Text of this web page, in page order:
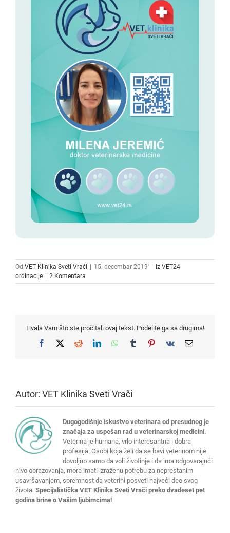
Od VET Klinika Sveti Vrači | 15. decembar 2019' | Iz VET24
ordinacije | 2 Komentara
Hvala Vam što ste pročitali ovaj tekst. Podelite ga sa drugima!
Facebook
X RedditLinkedInWhatsApp
TumblrPinterest
Vk Email
Autor: VET Klinika Sveti Vrači
Dugogodišnje iskustvo veterinara od presudnog je
značaja za uspešan rad u veterinarskoj medicini.
Veterina je humana, vrlo interesantna i dobra
profesija. Osobi koja želi da se bavi veterinom nije
dovoljno samo da voli životinje i da ima odgovarajući
nivo obrazovanja, mora imati izraženu potrebu za neprestanim
usavršavanjem, spremnost da veterini posveti najveći deo svog
života. Specijalistička VET Klinika Sveti Vrači preko dvadeset pet
godina brine o Vašim ljubimcima!